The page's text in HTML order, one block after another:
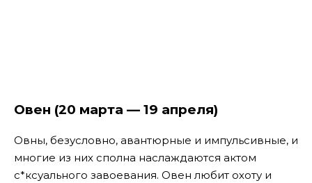
Овен (20 марта — 19 апреля)
Овны, безусловно, авантюрные и импульсивные, и
многие из них сполна наслаждаются актом
с*ксуального завоевания. Овен любит охоту и